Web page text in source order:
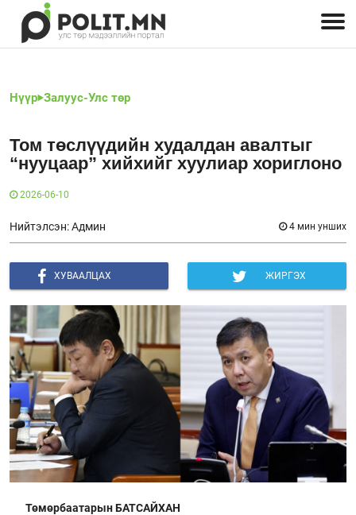
Нүүр Залуус-Улс төр
Том төслүүдийн худалдан авалтыг
“нууцаар” хийхийг хуулиар хориглоно
2026-06-10
Нийтэлсэн: Админ 4 мин унших
ХУВААЛЦАХ ЖИРГЭХ
Төмөрбаатарын БАТСАЙХАН